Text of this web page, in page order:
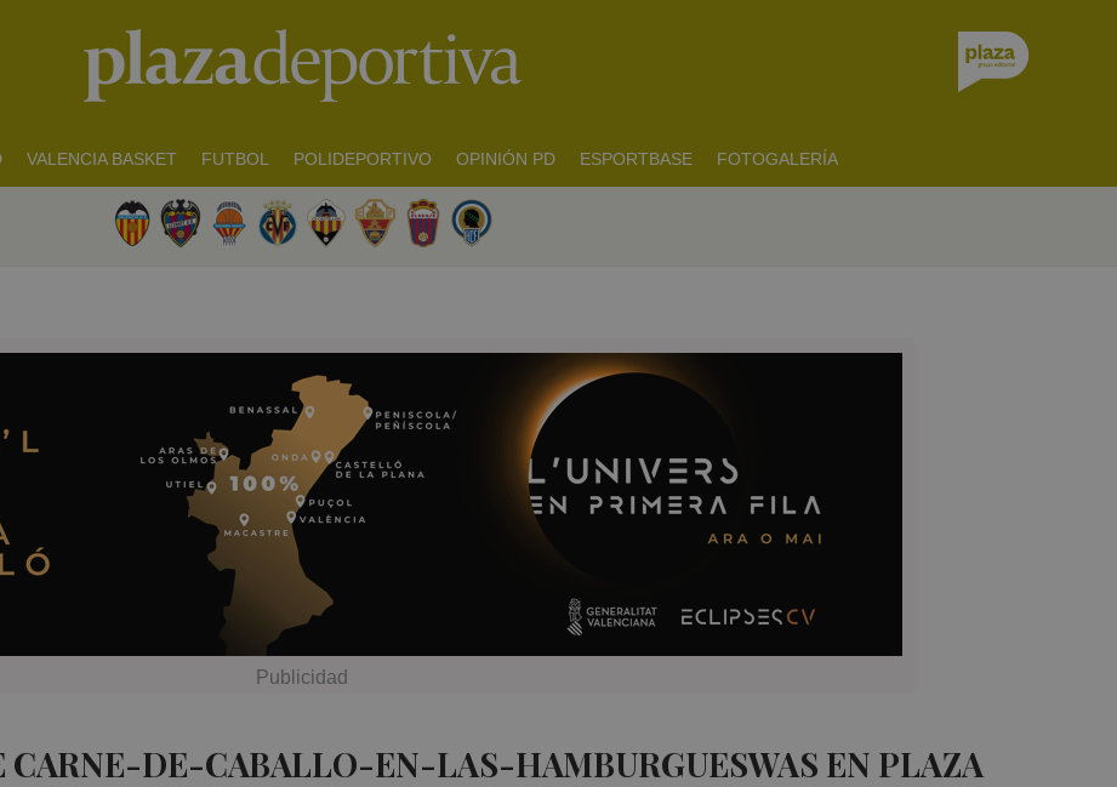
VALENCIA BASKET FUTBOL POLIDEPORTIVO OPINIÓN PD ESPORTBASE FOTOGALERÍA
CARNE-DE-CABALLO-EN-LAS-HAMBURGUESWAS EN PLAZA